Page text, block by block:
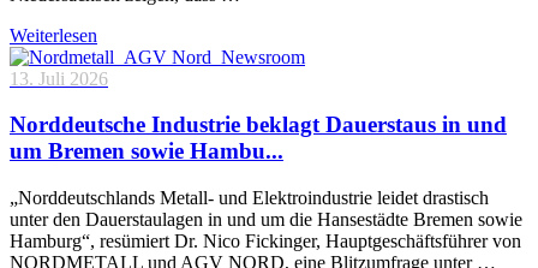
Weiterlesen
13. Juli 2026
Norddeutsche Industrie beklagt Dauerstaus in und
um Bremen sowie Hambu...
„Norddeutschlands Metall- und Elektroindustrie leidet drastisch
unter den Dauerstaulagen in und um die Hansestädte Bremen sowie
Hamburg“, resümiert Dr. Nico Fickinger, Hauptgeschäftsführer von
NORDMETALL und AGV NORD, eine Blitzumfrage unter …